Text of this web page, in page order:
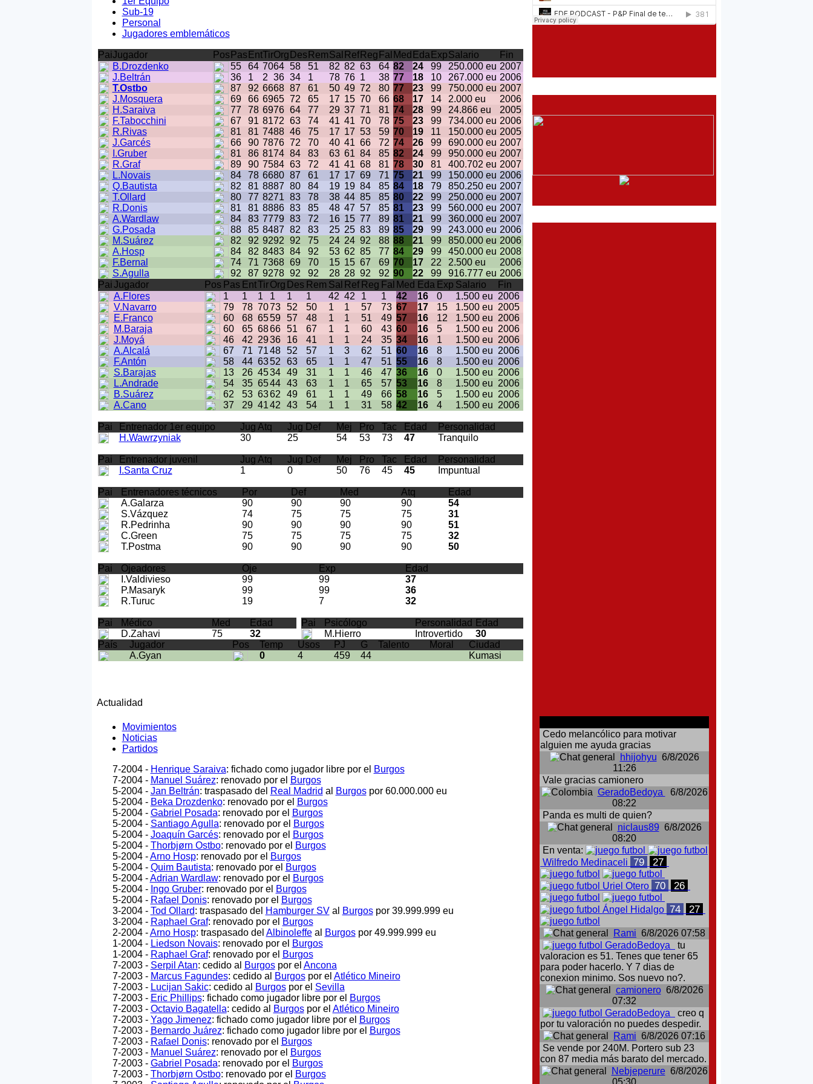
Sub-19
Personal
Jugadores emblemáticos
PaiJugador Pos Pas EntTirOrg Des RemSal RefReg Fal Med Eda ExpSalario
Fin
B.Drozdenko
55 64 7064 58 51 82 82 63 64 82 24 99 250.000 eu 2007
J.Beltrán
36 1 2 36 34 1 78 76 1 38 77 18 10 267.000 eu 2006
T.Ostbo
87 92 6668 87 61 50 49 72 80 77 23 99 750.000 eu 2007
J.Mosquera
69 66 6965 72 65 17 15 70 66 68 17 14 2.000 eu
2006
H.Saraiva
77 78 6976 64 77 29 37 71 81 74 28 99 24.866 eu
2005
F.Tabocchini
67 91 8172 63 74 41 41 70 78 75 23 99 734.000 eu 2006
R.Rivas
81 81 7488 46 75 17 17 53 59 70 19 11 150.000 eu 2005
J.Garcés
66 90 7876 72 70 40 41 66 72 74 26 99 690.000 eu 2007
I.Gruber
81 86 8174 84 83 63 61 84 85 82 24 99 950.000 eu 2007
R.Graf
89 90 7584 63 72 41 41 68 81 78 30 81 400.702 eu 2007
L.Novais
84 78 6680 87 61 17 17 69 71 75 21 99 150.000 eu 2006
Q.Bautista
82 81 8887 80 84 19 19 84 85 84 18 79 850.250 eu 2007
T.Ollard
80 77 8271 83 78 38 44 85 85 80 22 99 250.000 eu 2007
R.Donis
81 81 8886 83 85 48 47 57 85 81 23 99 560.000 eu 2007
A.Wardlaw
84 83 7779 83 72 16 15 77 89 81 21 99 360.000 eu 2007
G.Posada
88 85 8487 82 83 25 25 83 89 85 29 99 243.000 eu 2006
M.Suárez
82 92 9292 92 75 24 24 92 88 88 21 99 850.000 eu 2006
A.Hosp
84 82 8483 84 92 53 62 85 77 84 29 99 450.000 eu 2008
F.Bernal
74 71 7368 69 70 15 15 67 69 70 17 22 2.500 eu
2006
S.Agulla
92 87 9278 92 92 28 28 92 92 90 22 99 916.777 eu 2006
PaiJugador Pos Pas EntTir Org Des Rem Sal Ref Reg Fal Med Eda Exp Salario
Fin
A.Flores
1 1 1 1 1 1 42 42 1 1 42 16 0 1.500 eu 2006
V.Navarro
79 78 7073 52 50 1 1 57 73 67 17 15 1.500 eu 2005
E.Franco
60 68 6559 57 48 1 1 51 49 57 16 12 1.500 eu 2006
M.Baraja
60 65 6866 51 67 1 1 60 43 60 16 5 1.500 eu 2006
J.Moyá
46 42 2936 16 41 1 1 24 35 34 16 1 1.500 eu 2006
A.Alcalá
67 71 7148 52 57 1 3 62 51 60 16 8 1.500 eu 2006
F.Antón
58 44 6352 63 65 1 1 47 51 55 16 8 1.500 eu 2006
S.Barajas
13 26 4534 49 31 1 1 46 47 36 16 0 1.500 eu 2006
L.Andrade
54 35 6544 43 63 1 1 65 57 53 16 8 1.500 eu 2006
B.Suárez
62 53 6362 49 61 1 1 49 66 58 16 5 1.500 eu 2006
A.Cano
37 29 4142 43 54 1 1 31 58 42 16 4 1.500 eu 2006
Pai Entrenador 1er equipo Jug Atq Jug Def Mej Pro Tac Edad
Personalidad
H.Wawrzyniak
30 25 54 53 73 47 Tranquilo
Pai Entrenador juvenil Jug Atq Jug Def Mej Pro Tac Edad
Personalidad
I.Santa Cruz
1 0 50 76 45 45 Impuntual
Pai Entrenadores técnicos Por Def Med Atq
Edad
A.Galarza
90 90 90 90
54
S.Vázquez
74 75 75 75
31
R.Pedrinha
90 90 90 90
51
C.Green
75 75 75 75
32
T.Postma
90 90 90 90 50
Pai Ojeadores Oje Exp
Edad
I.Valdivieso
99 99
37
P.Masaryk
99 99
36
R.Turuc
19 7 32
Pai Médico Med Edad Pai Psicólogo Personalidad
Edad
D.Zahavi
75 32 M.Hierro Introvertido
30
País
Jugador Pos Temp Usos PJ G Talento Moral
Ciudad
A.Gyan
0 4 459 44 Kumasi
Actualidad
Movimientos
Noticias
Partidos
7-2004 - Henrique Saraiva: fichado como jugador libre por el Burgos
7-2004 - Manuel Suárez: renovado por el Burgos
5-2004 - Jan Beltrán: traspasado del Real Madrid al Burgospor 60.000.000 eu
5-2004 - Beka Drozdenko: renovado por el Burgos
5-2004 - Gabriel Posada: renovado por el Burgos
5-2004 - Santiago Agulla: renovado por el Burgos
5-2004 - Joaquín Garcés: renovado por el Burgos
5-2004 - Thorbjørn Ostbo: renovado por el Burgos
5-2004 -Arno Hosp: renovado por el Burgos
5-2004 - Quim Bautista: renovado por el Burgos
5-2004 -Adrian Wardlaw: renovado por el Burgos
5-2004 - Ingo Gruber: renovado por el Burgos
5-2004 - Rafael Donis: renovado por el Burgos
3-2004 - Tod Ollard: traspasado del Hamburger SVal Burgospor 39.999.999 eu
3-2004 - Raphael Graf: renovado por el Burgos
2-2004 -Arno Hosp: traspasado del Albinoleffeal Burgospor 49.999.999 eu
1-2004 - Liedson Novais: renovado por el Burgos
1-2004 - Raphael Graf: renovado por el Burgos
7-2003 - Serpil Atan: cedido al Burgospor el Ancona
7-2003 - Marcus Fagundes: cedido al Burgospor el Atlético Mineiro
7-2003 - Lucijan Sakic: cedido al Burgospor el Sevilla
7-2003 - Eric Phillips: fichado como jugador libre por el Burgos
7-2003 - Octavio Bagatella: cedido al Burgospor el Atlético Mineiro
7-2003 - Yago Jimenez: fichado como jugador libre por el Burgos
7-2003 - Bernardo Juárez: fichado como jugador libre por el Burgos
7-2003 - Rafael Donis: renovado por el Burgos
7-2003 - Manuel Suárez: renovado por el Burgos
7-2003 - Gabriel Posada: renovado por el Burgos
7-2003 - Thorbjørn Ostbo: renovado por el Burgos
Cedo melancólico para motivar
alguien me ayuda gracias
hhijohyu 6/8/2026
11:26
Vale gracias camionero
GeradoBedoya
6/8/2026
08:22
Panda es multi de quien?
niclaus89 6/8/2026
08:20
En venta:
Wilfredo Medinaceli
79 27
Uriel Otero 70 26
Ángel Hidalgo 74 27
Rami 6/8/2026 07:58
GeradoBedoya
tu
valoracion es 51. Tenes que tener 65
para poder hacerlo. Y 7 dias de
conexion minimo. Sos nuevo no?.
camionero6/8/2026
07:32
GeradoBedoya
creo q
por tu valoración no puedes despedir.
Rami 6/8/2026 07:16
Se vende por 240M. Portero sub 23
con 87 media más barato del mercado.
Nebjeperure6/8/2026
05:30